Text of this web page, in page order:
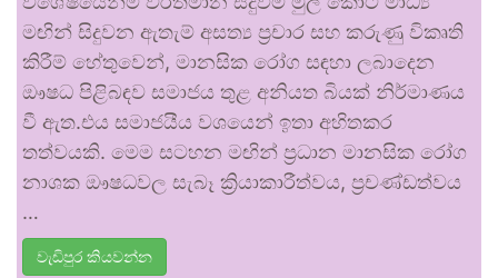
මඟින් සිදුවන ඇතැම් අසත්‍ය ප්‍රචාර සහ කරුණු විකෘති
කිරීම් හේතුවෙන්, මානසික රෝග සඳහා ලබාදෙන
ඖෂධ පිළිබඳව සමාජය තුළ අනියත බියක් නිර්මාණය
වී ඇත.එය සමාජයීය වශයෙන් ඉතා අහිතකර
තත්වයකි. මෙම සටහන මඟින් ප්‍රධාන මානසික රෝග
නාශක ඖෂධවල සැබෑ ක්‍රියාකාරීත්වය, ප්‍රචණ්ඩත්වය
…
වැඩිපුර කියවන්න